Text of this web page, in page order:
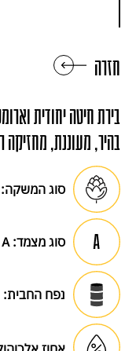
בירת חיטה יחודית
בהיר, מעוננת, מחזיקה
סוג המשקה:
סוג מצמד: A
נפח החבית:
חזרה